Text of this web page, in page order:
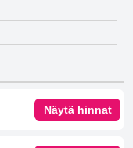
Näytä hinnat